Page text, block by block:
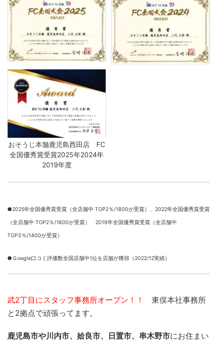
おそうじ本舗鹿児島西田店 FC
全国優秀賞受賞2025年2024年
2019年度
●2025年全国優秀賞受賞（全店舗中 TOP2％/1800が受賞）、 2022年全国優秀賞受賞
（全店舗中 TOP2％/1800が受賞） 2019年全国優秀賞受賞（全店舗中
TOP3％/1400が受賞）
●Ｇoogle口コミ評価数全国店舗中1位を店舗が獲得（2022/12実績）
武2丁目にスタッフ事務所オープン！！
東俣本社事務所
と2拠点で頑張ってます。
鹿児島市や川内市、姶良市、日置市、串木野市にお住まい